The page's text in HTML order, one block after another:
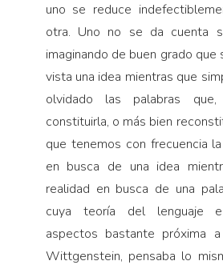
uno se reduce
otra. Uno no se da cuenta
imaginando de buen grado que
vista una idea mientras que
olvidado las palabras que,
constituirla, o más bien
que tenemos con frecuencia
en busca de una idea
realidad en busca de una
cuya teoría del lenguaje
aspectos bastante próxima
Wittgenstein, pensaba lo